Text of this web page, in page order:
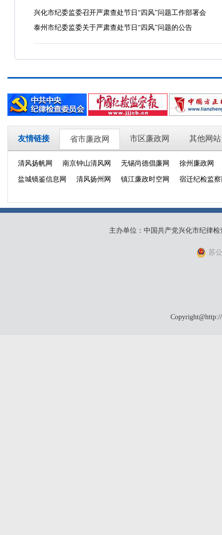
兴化市纪委监委召开严肃查处节日“四风”问题工作部署会
泰州市纪委监委关于严肃查处节日“四风”问题的公告
友情链接 省市廉政网 市区廉政网 其他网站
清风扬帆网 南京钟山清风网 无锡尚德倡廉网 徐州廉政网
盐城镜鉴信息网 清风扬州网 镇江廉政时空网 宿迁纪检监
主办单位：中国共产党兴化市纪律
苏